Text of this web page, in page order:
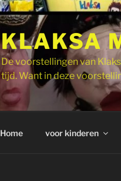
KLAKSA
De voorstellingen van
tijd. Want in deze
Home voor kinderen